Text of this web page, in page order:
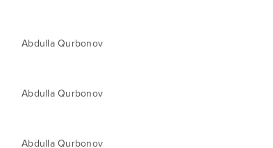
Abdulla Qurbonov
Abdulla Qurbonov
Abdulla Qurbonov